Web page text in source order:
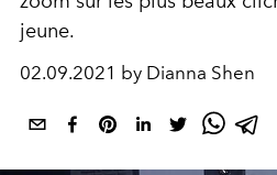
jeune.
02.09.2021 by Dianna Shen